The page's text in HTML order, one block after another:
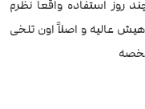
روز استفاده واقعاً نظرم
عالیه و اصلاً اون تلخی